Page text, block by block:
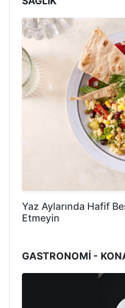
Yaz Aylarında Hafif
Etmeyin
GASTRONOMİ -